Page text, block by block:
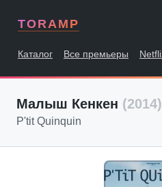
TORAMP
Каталог Все премьеры
Малыш Кенкен (2014)
P'tit Quinquin